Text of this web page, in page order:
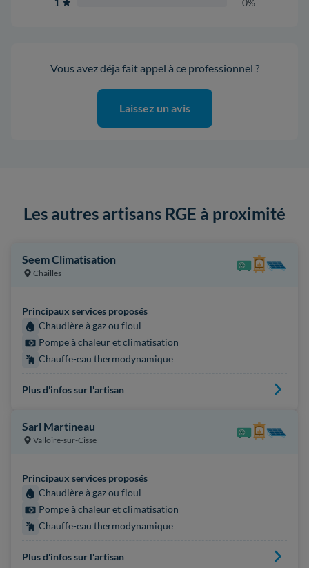
0%
Vous avez déja fait appel à ce professionnel ?
Laissez un avis
Les autres artisans RGE à proximité
Seem Climatisation
Chailles
Principaux services proposés
Chaudière à gaz ou fioul
Pompe à chaleur et climatisation
Chauffe-eau thermodynamique
Plus d'infos sur l'artisan
Sarl Martineau
Valloire-sur-Cisse
Principaux services proposés
Chaudière à gaz ou fioul
Pompe à chaleur et climatisation
Chauffe-eau thermodynamique
Plus d'infos sur l'artisan